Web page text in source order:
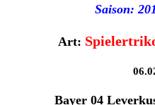
Saison:
Art:
Bayer 04